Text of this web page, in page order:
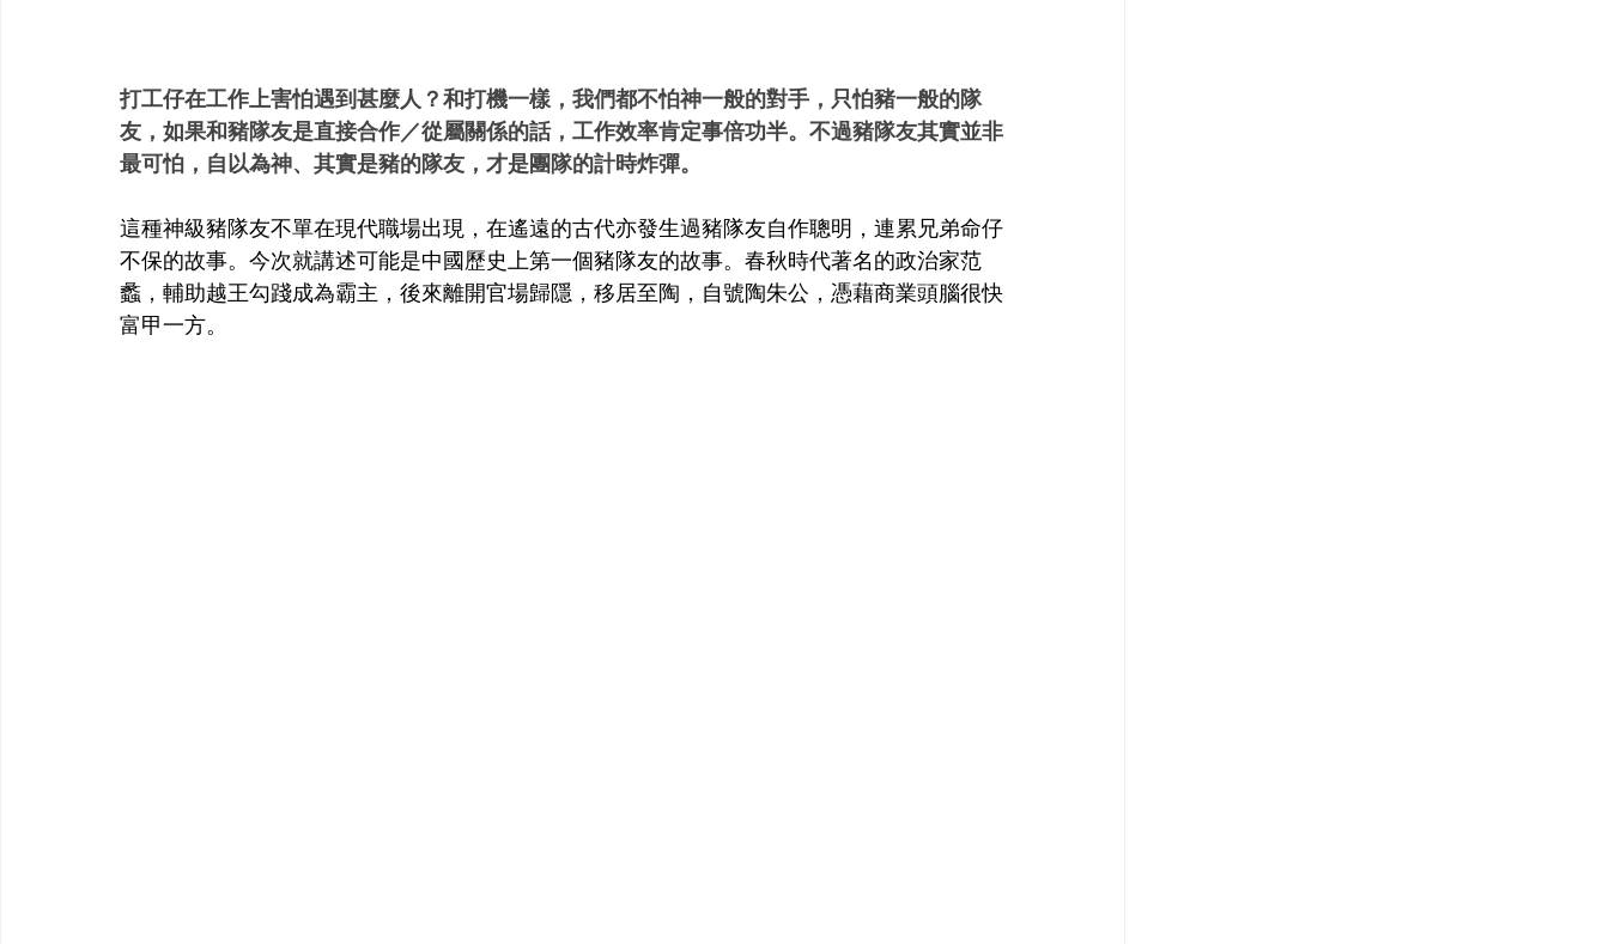
打工仔在工作上害怕遇到甚麼人？和打機一樣，我們都不怕神一般的對手，只怕豬一般的隊
友，如果和豬隊友是直接合作／從屬關係的話，工作效率肯定事倍功半。不過豬隊友其實並非
最可怕，自以為神、其實是豬的隊友，才是團隊的計時炸彈。
這種神級豬隊友不單在現代職場出現，在遙遠的古代亦發生過豬隊友自作聰明，連累兄弟命仔
不保的故事。今次就講述可能是中國歷史上第一個豬隊友的故事。春秋時代著名的政治家范
蠡，輔助越王勾踐成為霸主，後來離開官場歸隱，移居至陶，自號陶朱公，憑藉商業頭腦很快
富甲一方。